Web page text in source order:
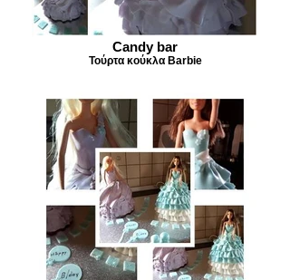
Candy bar
Τούρτα κούκλα Barbie